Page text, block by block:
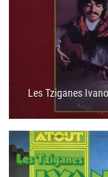
Les Tziganes
11:35